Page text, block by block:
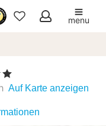
Meine
menu
Auf Karte anzeigen